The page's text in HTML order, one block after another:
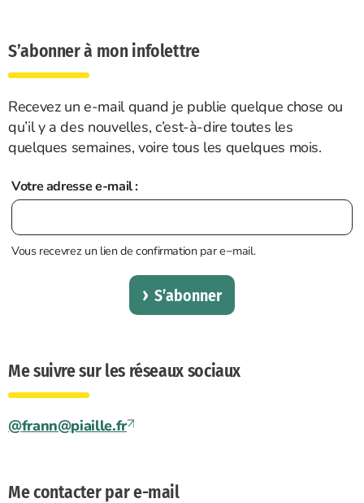
S’abonner à mon infolettre
Recevez un e-mail quand je publie quelque chose ou
qu’il y a des nouvelles, c’est-à-dire toutes les
quelques semaines, voire tous les quelques mois.
Votre adresse e-mail :
Vous recevrez un lien de confirmation par e−mail.
S’abonner
Me suivre sur les réseaux sociaux
@frann@piaille.fr
Me contacter par e-mail